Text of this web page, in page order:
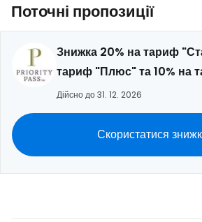
Поточні пропозиції
Знижка 20% на тариф
тариф "Плюс" та 10% на
Дійсно до 31. 12. 2026
Скористатися